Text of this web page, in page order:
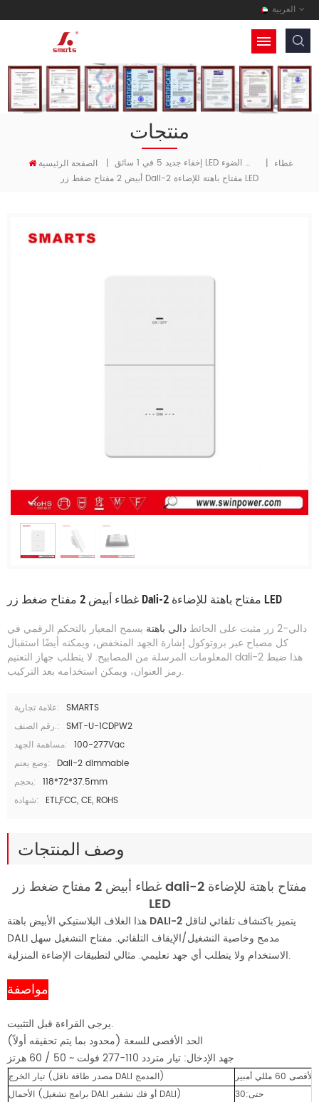
العربية
منتجات
الصفحة الرئيسية | إخفاء جديد 5 في 1 سائق LED الجهد المستمر عكس الضوء | غطاء
أبيض 2 مفتاح ضغط زر Dali-2 مفتاح باهتة للإضاءة LED
غطاء أبيض 2 مفتاح ضغط زر Dali-2 مفتاح باهتة للإضاءة LED
دالي-2 زر مثبت على الحائط دالي باهتة يسمح المعيار بالتحكم الرقمي في
كل مصباح عبر بروتوكول إشارة الجهد المنخفض، ويمكنه أيضًا استقبال
المعلومات المرسلة من المصابيح. لا يتطلب جهاز التعتيم dali-2 هذا ضبط
رمز العنوان، ويمكن استخدامه بعد التركيب.
علامة تجارية: SMARTS
رقم الصنف.: SMT-U-1CDPW2
مساهمة الجهد: 100-277Vac
وضع يعتم:
Dali-2 dimmable
بحجم: 118*72*37.5mm
شهادة:
ETL,FCC, CE, ROHS
وصف المنتجات
غطاء أبيض 2 مفتاح ضغط زر dali-2 مفتاح باهتة للإضاءة
LED
هذا الغلاف البلاستيكي الأبيض باهتة DALI-2 يتميز باكتشاف تلقائي لناقل
DALI مدمج وخاصية التشغيل/الإيقاف التلقائي. مفتاح التشغيل سهل
الاستخدام ولا يتطلب أي جهد تعليمي. مثالي لتطبيقات الإضاءة المنزلية.
مواصفة
يرجى القراءة قبل التثبيت.
الحد الأقصى للسعة (محدود بما يتم تحقيقه أولاً)
جهد الإدخال: تيار متردد 110-277 فولت ~ 50 / 60 هرتز
تيار الخرج (مصدر طاقة ناقل DALI المدمج)
60 مللي أمبير
الأحمال (برامج تشغيل DALI أو فك تشفير DALI)
حتى:30